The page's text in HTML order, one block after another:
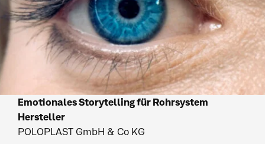
Emotionales Storytelling für Rohrsystem
Hersteller
POLOPLAST GmbH & Co KG